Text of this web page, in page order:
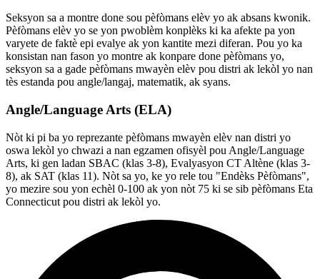
Seksyon sa a montre done sou pèfòmans elèv yo ak absans kwonik.
Pèfòmans elèv yo se yon pwoblèm konplèks ki ka afekte pa yon
varyete de faktè epi evalye ak yon kantite mezi diferan. Pou yo ka
konsistan nan fason yo montre ak konpare done pèfòmans yo,
seksyon sa a gade pèfòmans mwayèn elèv pou distri ak lekòl yo nan
tès estanda pou angle/langaj, matematik, ak syans.
Angle/Language Arts (ELA)
Nòt ki pi ba yo reprezante pèfòmans mwayèn elèv nan distri yo
oswa lekòl yo chwazi a nan egzamen ofisyèl pou Angle/Language
Arts, ki gen ladan SBAC (klas 3-8), Evalyasyon CT Altène (klas 3-
8), ak SAT (klas 11). Nòt sa yo, ke yo rele tou "Endèks Pèfòmans",
yo mezire sou yon echèl 0-100 ak yon nòt 75 ki se sib pèfòmans Eta
Connecticut pou distri ak lekòl yo.